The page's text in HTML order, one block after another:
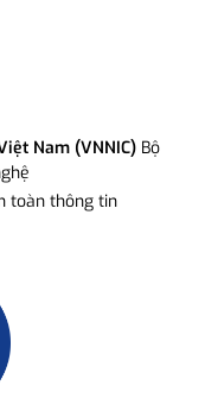
Nam (VNNIC) Bộ
toàn thông tin